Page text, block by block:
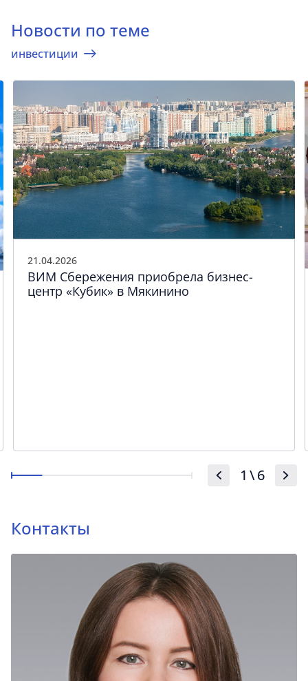
Новости по теме
инвестиции
21.04.2026
ВИМ Сбережения приобрела бизнес-
центр «Кубик» в Мякинино
1 \6
Контакты